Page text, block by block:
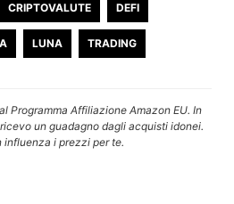
CRIPTOVALUTE DEFI
LUNA TRADING
Programma Affiliazione Amazon EU. In
un guadagno dagli acquisti idonei.
influenza i prezzi per te.